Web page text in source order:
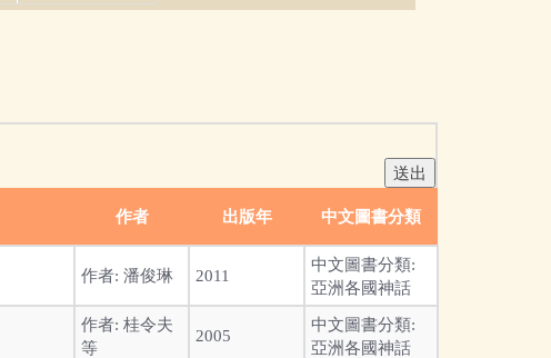
作者 出版年 中文圖書分類
作者: 潘俊琳 2011
中文圖書分類:
亞洲各國神話
作者: 桂令夫
等
2005
中文圖書分類:
亞洲各國神話